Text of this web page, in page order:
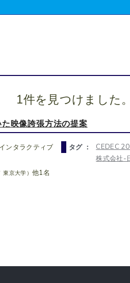
1件を見つけました。
映像誇張方法の提案
インタラクティブ タグ ： CEDEC
株式会社-
東京大学）他1名